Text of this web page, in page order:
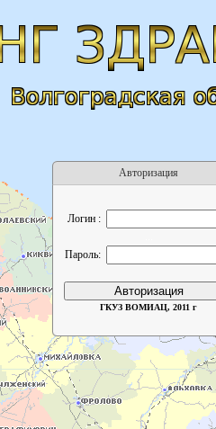
Авторизация
Логин :
Пароль:
ГКУЗ ВОМИАЦ, 2011 г